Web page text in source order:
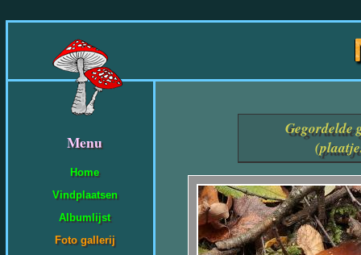
Menu
Home
Vindplaatsen
Albumlijst
Foto gallerij
Gegordelde